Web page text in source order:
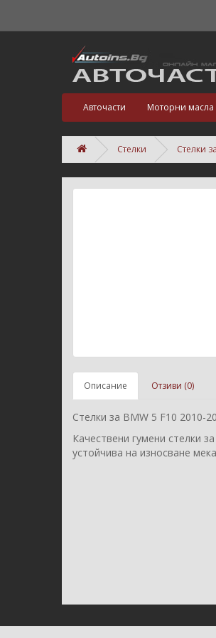
Авточасти Моторни масла
Стелки Стелки
Описание Отзиви (0)
Стелки за BMW 5 F10 2010-
Качествени гумени стелки
устойчива на износване